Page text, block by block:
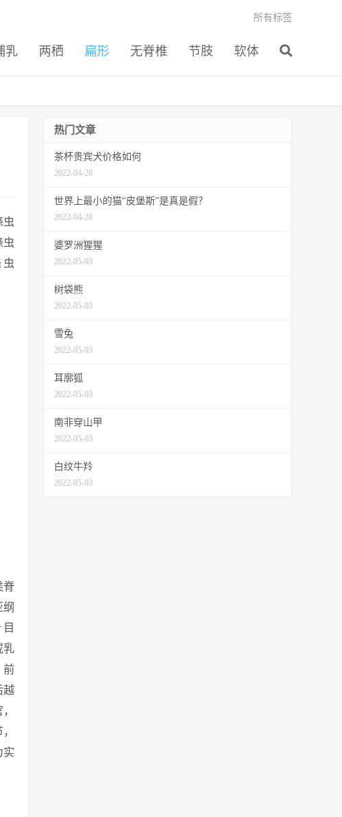
乳 两栖 扁形 无脊椎 节肢 软体
所有标签
虫
虫
脊
乳
前
越
实
热门文章
茶杯贵宾犬价格如何
2022-04-28
世界上最小的猫“皮堡斯”是真是假？
2022-04-28
婆罗洲猩猩
2022-05-03
树袋熊
2022-05-03
雪兔
2022-05-03
耳廓狐
2022-05-03
南非穿山甲
2022-05-03
白纹牛羚
2022-05-03